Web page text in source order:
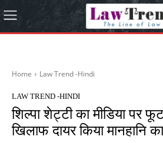
Home Law Trend -Hindi
LAW TREND -HINDI
शिल्पा शेट्टी का मीडिया पर
खिलाफ दायर किया मानहानि